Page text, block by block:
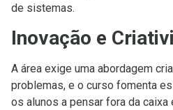
de sistemas.
Inovação e
A área exige uma abordagem
problemas, e o curso fomenta
os alunos a pensar fora da